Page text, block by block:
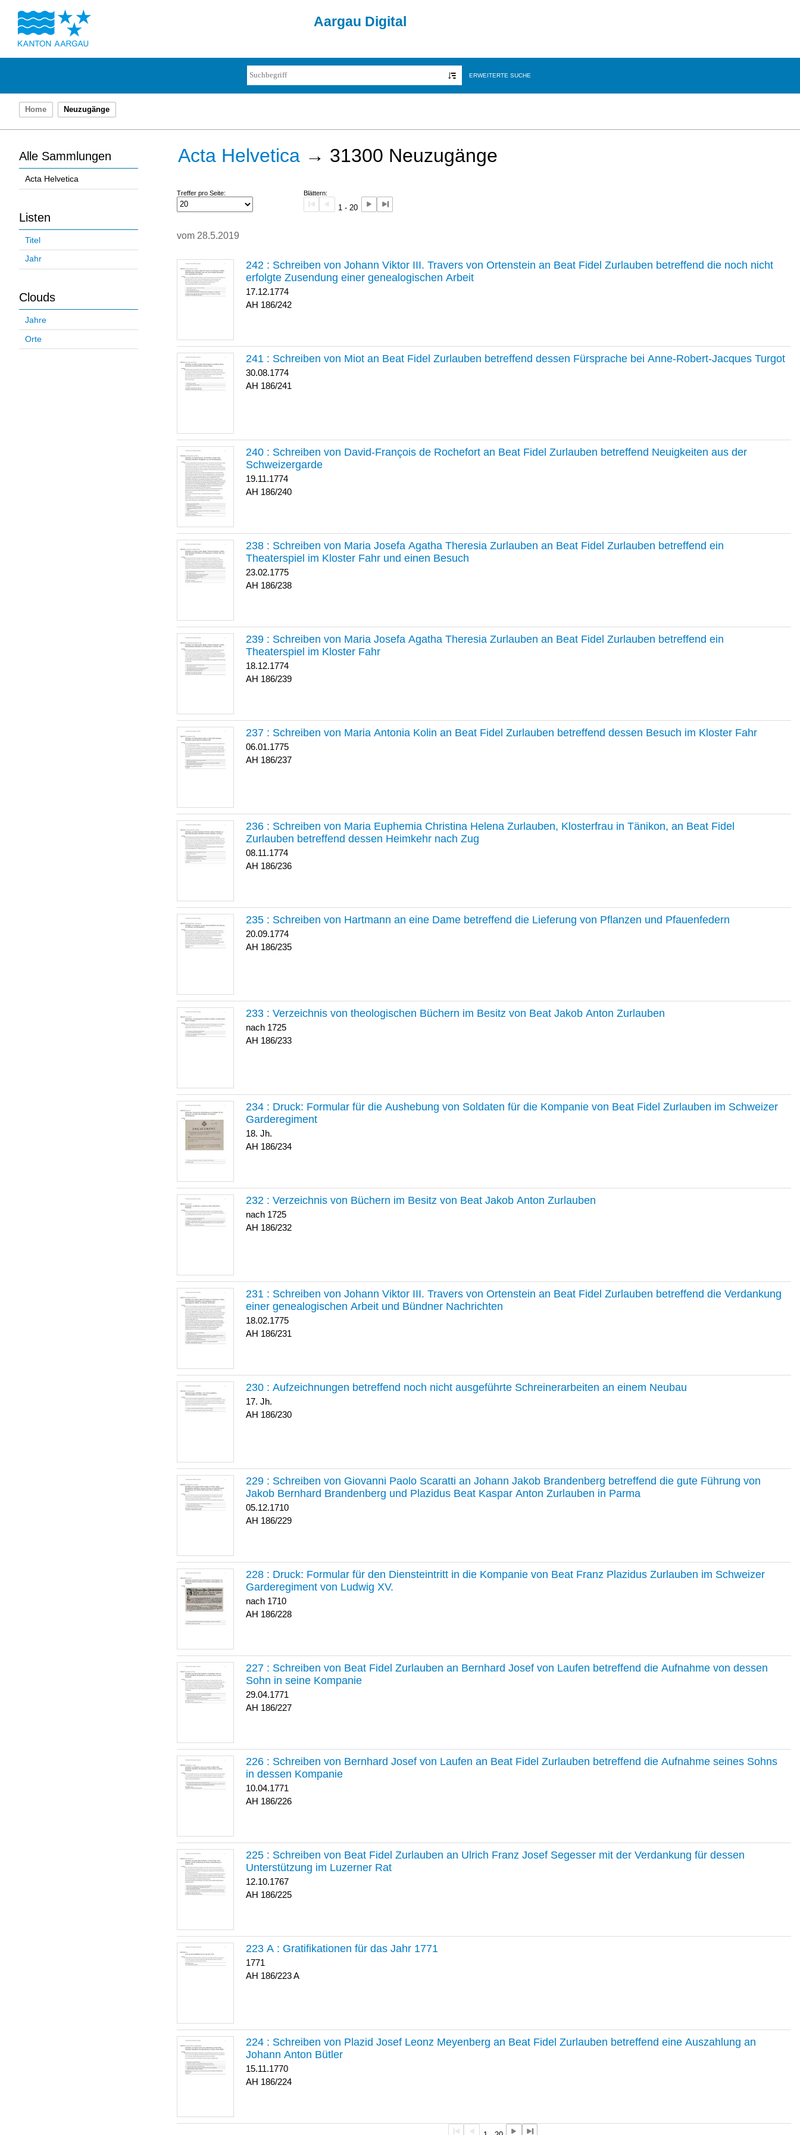
Aargau Digital
ERWEITERTE SUCHE
Home Neuzugänge
Alle Sammlungen
Acta Helvetica
Listen
Titel
Jahr
Clouds
Jahre
Orte
Acta Helvetica → 31300 Neuzugänge
Treffer pro Seite: Blättern:
1 - 20
vom 28.5.2019
242 : Schreiben von Johann Viktor III. Travers von Ortenstein an Beat Fidel Zurlauben betreffend die noch nicht
erfolgte Zusendung einer genealogischen Arbeit
17.12.1774
186/242
241 : Schreiben von Miot an Beat Fidel Zurlauben betreffend dessen Fürsprache bei Anne-Robert-Jacques Turgot
30.08.1774
186/241
240 : Schreiben von David-François de Rochefort an Beat Fidel Zurlauben betreffend Neuigkeiten aus der
Schweizergarde
19.11.1774
186/240
238 : Schreiben von Maria Josefa Agatha Theresia Zurlauben an Beat Fidel Zurlauben betreffend ein
Theaterspiel im Kloster Fahr und einen Besuch
23.02.1775
186/238
239 : Schreiben von Maria Josefa Agatha Theresia Zurlauben an Beat Fidel Zurlauben betreffend ein
Theaterspiel im Kloster Fahr
18.12.1774
186/239
237 : Schreiben von Maria Antonia Kolin an Beat Fidel Zurlauben betreffend dessen Besuch im Kloster Fahr
06.01.1775
186/237
236 : Schreiben von Maria Euphemia Christina Helena Zurlauben, Klosterfrau in Tänikon, an Beat Fidel
Zurlauben betreffend dessen Heimkehr nach Zug
08.11.1774
186/236
235 : Schreiben von Hartmann an eine Dame betreffend die Lieferung von Pflanzen und Pfauenfedern
20.09.1774
186/235
233 : Verzeichnis von theologischen Büchern im Besitz von Beat Jakob Anton Zurlauben
nach 1725
186/233
234 : Druck: Formular für die Aushebung von Soldaten für die Kompanie von Beat Fidel Zurlauben im Schweizer
Garderegiment
18. Jh.
186/234
232 : Verzeichnis von Büchern im Besitz von Beat Jakob Anton Zurlauben
nach 1725
186/232
231 : Schreiben von Johann Viktor III. Travers von Ortenstein an Beat Fidel Zurlauben betreffend die Verdankung
einer genealogischen Arbeit und Bündner Nachrichten
18.02.1775
186/231
230 : Aufzeichnungen betreffend noch nicht ausgeführte Schreinerarbeiten an einem Neubau
17. Jh.
186/230
229 : Schreiben von Giovanni Paolo Scaratti an Johann Jakob Brandenberg betreffend die gute Führung von
Jakob Bernhard Brandenberg und Plazidus Beat Kaspar Anton Zurlauben in Parma
05.12.1710
186/229
228 : Druck: Formular für den Diensteintritt in die Kompanie von Beat Franz Plazidus Zurlauben im Schweizer
Garderegiment von Ludwig XV.
nach 1710
186/228
227 : Schreiben von Beat Fidel Zurlauben an Bernhard Josef von Laufen betreffend die Aufnahme von dessen
Sohn in seine Kompanie
29.04.1771
186/227
226 : Schreiben von Bernhard Josef von Laufen an Beat Fidel Zurlauben betreffend die Aufnahme seines Sohns
in dessen Kompanie
10.04.1771
186/226
225 : Schreiben von Beat Fidel Zurlauben an Ulrich Franz Josef Segesser mit der Verdankung für dessen
Unterstützung im Luzerner Rat
12.10.1767
186/225
223 A : Gratifikationen für das Jahr 1771
1771
186/223 A
224 : Schreiben von Plazid Josef Leonz Meyenberg an Beat Fidel Zurlauben betreffend eine Auszahlung an
Johann Anton Bütler
15.11.1770
186/224